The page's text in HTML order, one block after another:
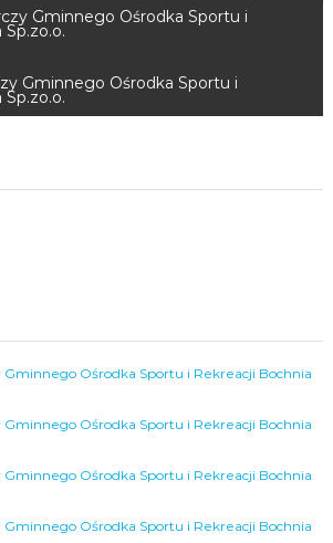
Gminnego Ośrodka Sportu i
Gminnego Ośrodka Sportu i
Ośrodka Sportu i Rekreacji Bochnia
Ośrodka Sportu i Rekreacji Bochnia
Ośrodka Sportu i Rekreacji Bochnia
Ośrodka Sportu i Rekreacji Bochnia